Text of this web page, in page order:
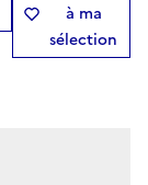
à ma
sélection